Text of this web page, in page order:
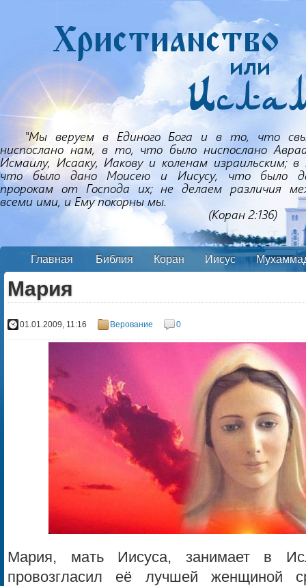
Главная Библия Коран Иисус
Мария
01.01.2009, 11:16 Верование 0
Мария, мать Иисуса, занимает в
провозгласил её лучшей женщиной